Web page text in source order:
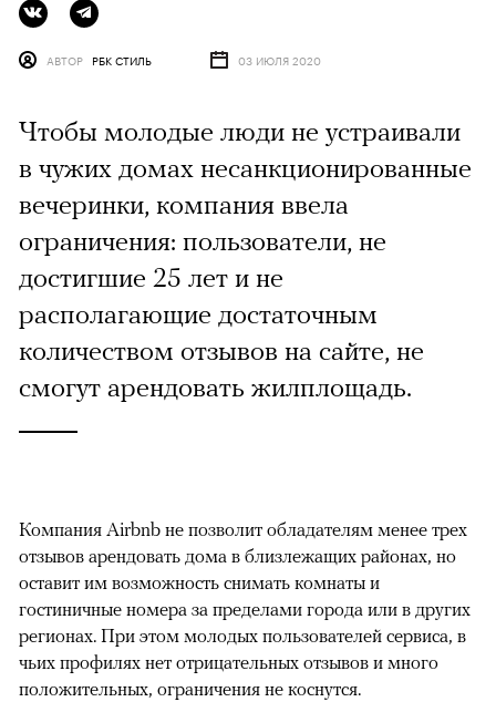
АВТОР РБК СТИЛЬ 03 ИЮЛЯ 2020
Чтобы молодые люди не устраивали
в чужих домах несанкционированные
вечеринки, компания ввела
ограничения: пользователи, не
достигшие 25 лет и не
располагающие достаточным
количеством отзывов на сайте, не
смогут арендовать жилплощадь.
Компания Airbnb не позволит обладателям менее трех
отзывов арендовать дома в близлежащих районах, но
оставит им возможность снимать комнаты и
гостиничные номера за пределами города или в других
регионах. При этом молодых пользователей сервиса, в
чьих профилях нет отрицательных отзывов и много
положительных, ограничения не коснутся.